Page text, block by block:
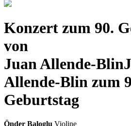
Konzert zum 90.
von
Juan Allende-Blin
Allende-Blin zum
Geburtstag
Önder Baloglu Violine